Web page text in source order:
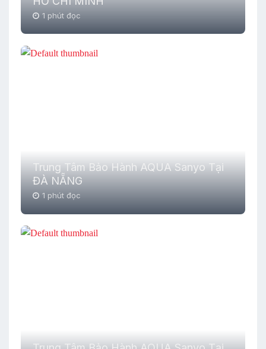
1 phút đọc
Trung Tâm Bảo Hành AQUA Sanyo Tại
ĐÀ NẴNG
1 phút đọc